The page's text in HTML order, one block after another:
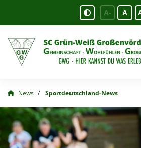
A- A
News Sportdeutschland-News